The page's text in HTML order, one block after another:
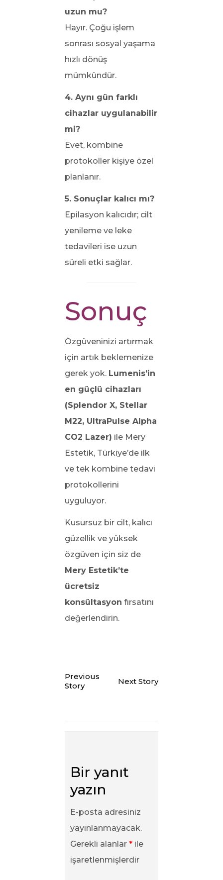
uzun mu?
Hayır. Çoğu işlem
sonrası sosyal yaşama
hızlı dönüş
mümkündür.
4. Aynı gün farklı
cihazlar uygulanabilir
mi?
Evet, kombine
protokoller kişiye özel
planlanır.
5. Sonuçlar kalıcı mı?
Epilasyon kalıcıdır; cilt
yenileme ve leke
tedavileri ise uzun
süreli etki sağlar.
Sonuç
Özgüveninizi artırmak
için artık beklemenize
gerek yok. Lumenis’in
en güçlü cihazları
(Splendor X, Stellar
M22, UltraPulse Alpha
CO2 Lazer) ile Mery
Estetik, Türkiye’de ilk
ve tek kombine tedavi
protokollerini
uyguluyor.
Kusursuz bir cilt, kalıcı
güzellik ve yüksek
özgüven için siz de
Mery Estetik’te
ücretsiz
konsültasyon fırsatını
değerlendirin.
Previous
Story
Next Story
Bir yanıt
yazın
E-posta adresiniz
yayınlanmayacak.
Gerekli alanlar* ile
işaretlenmişlerdir